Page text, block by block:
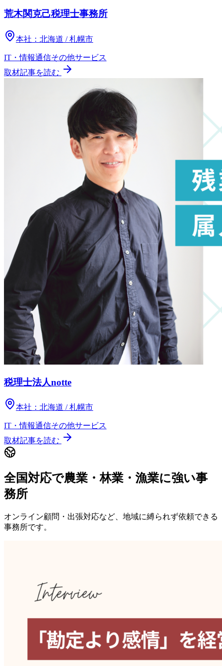
荒木関克己税理士事務所
本社： 北海道 / 札幌市
IT・情報通信その他サービス
取材記事を読む
税理士法人notte
本社： 北海道 / 札幌市
IT・情報通信その他サービス
取材記事を読む
全国対応で農業・林業・漁業に強い事
務所
オンライン顧問・出張対応など、地域に縛られず依頼できる
事務所です。